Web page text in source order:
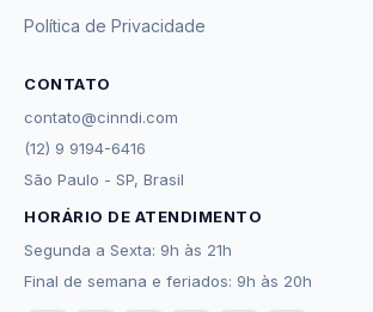
Política de Privacidade
CONTATO
contato@cinndi.com
(12) 9 9194-6416
São Paulo - SP, Brasil
HORÁRIO DE ATENDIMENTO
Segunda a Sexta: 9h às 21h
Final de semana e feriados: 9h às 20h